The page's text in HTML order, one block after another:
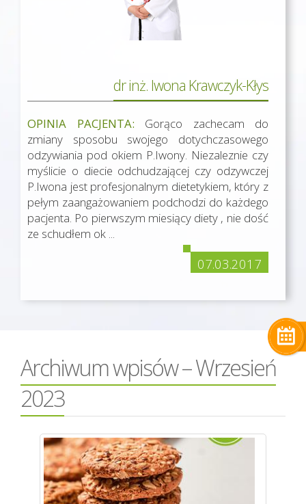
dr inż. Iwona Krawczyk-Kłys
OPINIA PACJENTA: Gorąco zachecam do
zmiany sposobu swojego dotychczasowego
odzywiania pod okiem P.Iwony. Niezaleznie czy
myślicie o diecie odchudzającej czy odzywczej
P.Iwona jest profesjonalnym dietetykiem, który z
pełym zaangażowaniem podchodzi do każdego
pacjenta. Po pierwszym miesiący diety , nie dość
ze schudłem ok ...
07.03.2017
Archiwum wpisów – Wrzesień
2023